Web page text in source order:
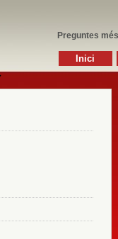
Preguntes
Inici